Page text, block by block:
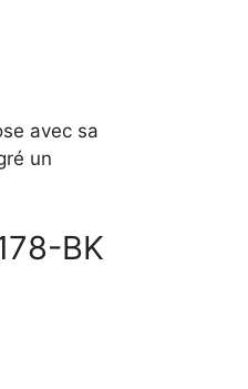
avec sa
un
BK